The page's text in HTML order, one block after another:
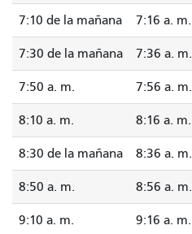
7:10 de la mañana 7:16 a. m.
7:30 de la mañana 7:36 a. m.
7:50 a. m. 7:56 a. m.
8:10 a. m. 8:16 a. m.
8:30 de la mañana 8:36 a. m.
8:50 a. m. 8:56 a. m.
9:10 a. m. 9:16 a. m.